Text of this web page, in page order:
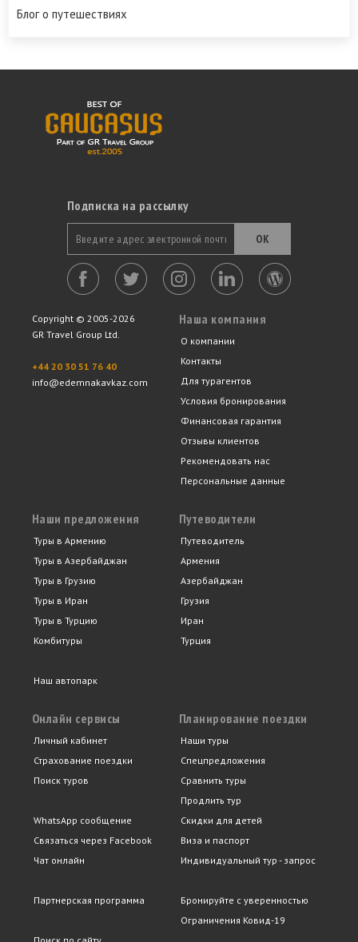
Блог о путешествиях
Подписка на рассылку
ОК
Copyright © 2005-2026
GR Travel Group Ltd.
+44 20 30 51 76 40
info@edemnakavkaz.com
Наша компания
О компании
Контакты
Для турагентов
Условия бронирования
Финансовая гарантия
Отзывы клиентов
Рекомендовать нас
Персональные данные
Наши предложения
Туры в Армению
Туры в Азербайджан
Туры в Грузию
Туры в Иран
Туры в Турцию
Комбитуры
Наш автопарк
Путеводители
Путеводитель
Армения
Азербайджан
Грузия
Иран
Турция
Онлайн сервисы
Личный кабинет
Страхование поездки
Поиск туров
WhatsApp сообщение
Связаться через Facebook
Чат онлайн
Партнерская программа
Планирование поездки
Наши туры
Спецпредложения
Сравнить туры
Продлить тур
Скидки для детей
Виза и паспорт
Индивидуальный тур - запрос
Бронируйте с уверенностью
Ограничения Ковид-19